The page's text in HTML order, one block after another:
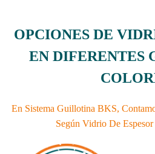
OPCIONES DE
EN DIFERENTES
En Sistema Guillotina BKS,
Según Vidrio De